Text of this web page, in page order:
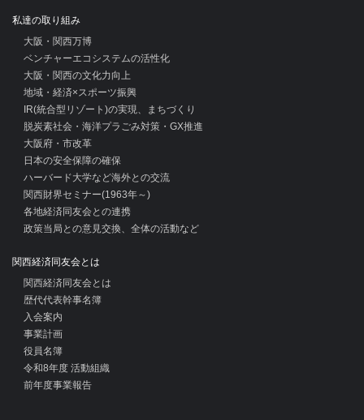
私達の取り組み
大阪・関西万博
ベンチャーエコシステムの活性化
大阪・関西の文化力向上
地域・経済×スポーツ振興
IR(統合型リゾート)の実現、まちづくり
脱炭素社会・海洋プラごみ対策・GX推進
大阪府・市改革
日本の安全保障の確保
ハーバード大学など海外との交流
関西財界セミナー(1963年～)
各地経済同友会との連携
政策当局との意見交換、全体の活動など
関西経済同友会とは
関西経済同友会とは
歴代代表幹事名簿
入会案内
事業計画
役員名簿
令和8年度 活動組織
前年度事業報告